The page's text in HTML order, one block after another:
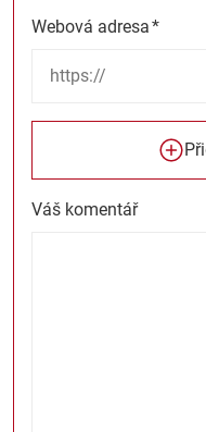
Webová adresa*
Váš komentář